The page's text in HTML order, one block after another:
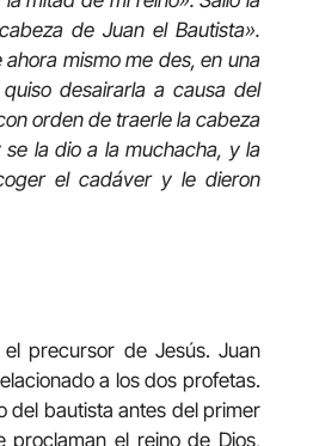
de Juan el Bautista».
mismo me des, en una
desairarla a causa del
orden de traerle la cabeza
la dio a la muchacha, y la
el cadáver y le dieron
precursor de Jesús. Juan
a los dos profetas.
del bautista antes del primer
proclaman el reino de Dios,